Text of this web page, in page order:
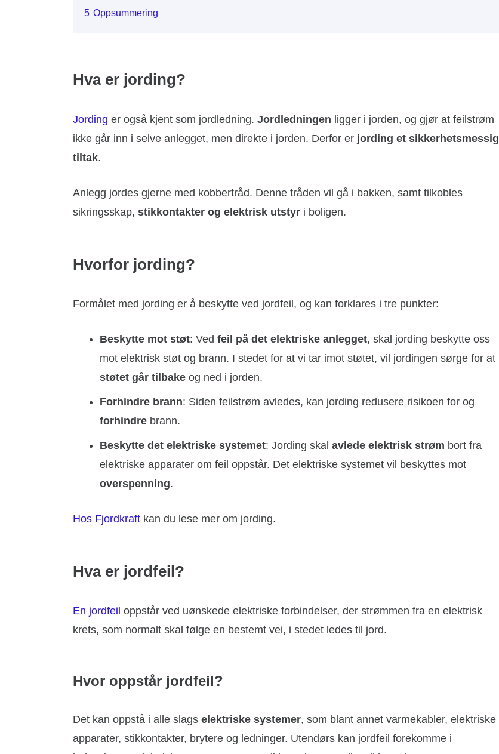
5 Oppsummering
Hva er jording?
Jording er også kjent som jordledning. Jordledningen ligger i jorden, og gjør at feilstrøm
ikke går inn i selve anlegget, men direkte i jorden. Derfor er jording et sikkerhetsmessig
tiltak.
Anlegg jordes gjerne med kobbertråd. Denne tråden vil gå i bakken, samt tilkobles
sikringsskap, stikkontakter og elektrisk utstyr i boligen.
Hvorfor jording?
Formålet med jording er å beskytte ved jordfeil, og kan forklares i tre punkter:
Beskytte mot støt: Ved feil på det elektriske anlegget, skal jording beskytte oss
mot elektrisk støt og brann. I stedet for at vi tar imot støtet, vil jordingen sørge for at
støtet går tilbake og ned i jorden.
Forhindre brann: Siden feilstrøm avledes, kan jording redusere risikoen for og
forhindre brann.
Beskytte det elektriske systemet: Jording skal avlede elektrisk strøm bort fra
elektriske apparater om feil oppstår. Det elektriske systemet vil beskyttes mot
overspenning.
Hos Fjordkraft kan du lese mer om jording.
Hva er jordfeil?
En jordfeil oppstår ved uønskede elektriske forbindelser, der strømmen fra en elektrisk
krets, som normalt skal følge en bestemt vei, i stedet ledes til jord.
Hvor oppstår jordfeil?
Det kan oppstå i alle slags elektriske systemer, som blant annet varmekabler, elektriske
apparater, stikkontakter, brytere og ledninger. Utendørs kan jordfeil forekomme i